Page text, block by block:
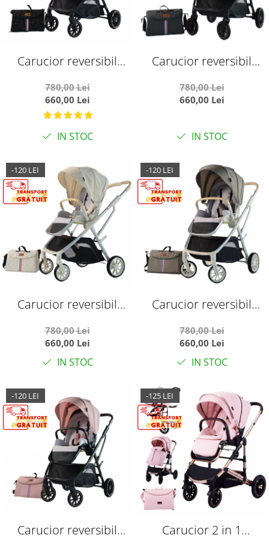
Carucior reversibil
0-36 luni, C7 Negru cu
auriu
780,00 Lei
660,00 Lei
IN STOC
Carucior reversibil
0-36 luni, C7 Gri
780,00 Lei
660,00 Lei
IN STOC
-120 LEI
Carucior reversibil
0-36 luni, C7 Alb
780,00 Lei
660,00 Lei
IN STOC
-120 LEI
Carucior reversibil
0-36 luni, C7 Verde
780,00 Lei
660,00 Lei
IN STOC
-120 LEI
Carucior reversibil
-125 LEI
Carucior 2 in 1